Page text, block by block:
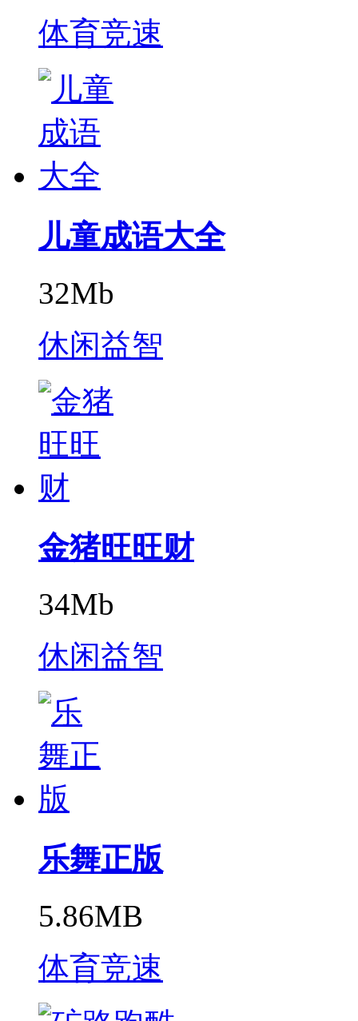
体育竞速
儿童成语大全
32Mb
休闲益智
金猪旺旺财
34Mb
休闲益智
乐舞正版
5.86MB
体育竞速